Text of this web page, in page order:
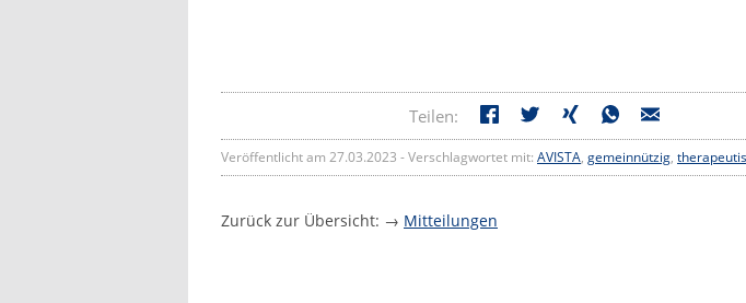
Teilen:
Veröffentlicht am 27.03.2023 - Verschlagwortet mit: AVISTA, gemeinnützig,
Zurück zur Übersicht: → Mitteilungen